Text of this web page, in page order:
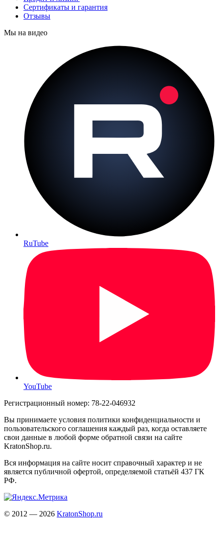
Сертификаты и гарантия
Отзывы
Мы на видео
RuTube
YouTube
Регистрационный номер: 78-22-046932
Вы принимаете условия политики конфиденциальности и
пользовательского соглашения каждый раз, когда оставляете
свои данные в любой форме обратной связи на сайте
KratonShop.ru.
Вся информация на сайте носит справочный характер и не
является публичной офертой, определяемой статьёй 437 ГК
РФ.
© 2012 — 2026 KratonShop.ru